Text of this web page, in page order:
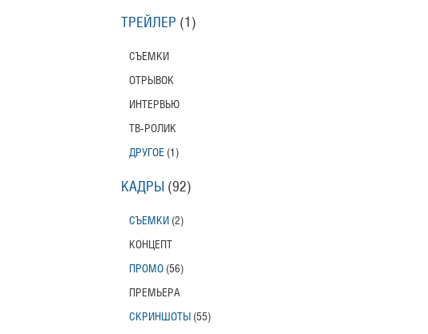
ТРЕЙЛЕР (1)
СЪЕМКИ
ОТРЫВОК
ИНТЕРВЬЮ
ТВ-РОЛИК
ДРУГОЕ (1)
КАДРЫ (92)
СЪЕМКИ (2)
КОНЦЕПТ
ПРОМО (56)
ПРЕМЬЕРА
СКРИНШОТЫ (55)